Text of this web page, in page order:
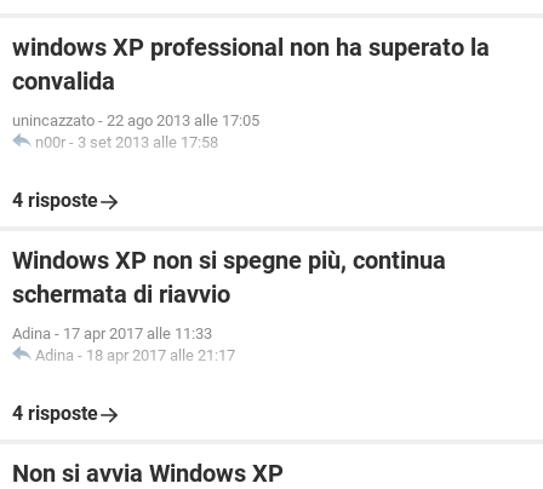
windows XP professional non ha superato la
convalida
unincazzato - 22 ago 2013 alle 17:05
n00r - 3 set 2013 alle 17:58
4 risposte
Windows XP non si spegne più, continua
schermata di riavvio
Adina - 17 apr 2017 alle 11:33
Adina - 18 apr 2017 alle 21:17
4 risposte
Non si avvia Windows XP